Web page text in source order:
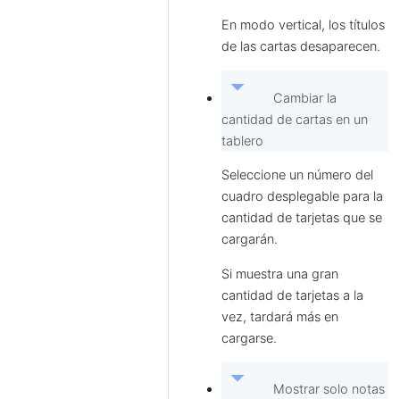
En modo vertical, los títulos
de las cartas desaparecen.
arrow_drop_down
Cambiar la
cantidad de cartas en un
tablero
Seleccione un número del
cuadro desplegable para la
cantidad de tarjetas que se
cargarán.
Si muestra una gran
cantidad de tarjetas a la
vez, tardará más en
cargarse.
arrow_drop_down
Mostrar solo notas